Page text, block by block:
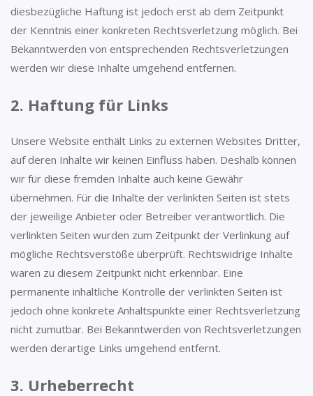
diesbezügliche Haftung ist jedoch erst ab dem Zeitpunkt
der Kenntnis einer konkreten Rechtsverletzung möglich. Bei
Bekanntwerden von entsprechenden Rechtsverletzungen
werden wir diese Inhalte umgehend entfernen.
2. Haftung für Links
Unsere Website enthält Links zu externen Websites Dritter,
auf deren Inhalte wir keinen Einfluss haben. Deshalb können
wir für diese fremden Inhalte auch keine Gewähr
übernehmen. Für die Inhalte der verlinkten Seiten ist stets
der jeweilige Anbieter oder Betreiber verantwortlich. Die
verlinkten Seiten wurden zum Zeitpunkt der Verlinkung auf
mögliche Rechtsverstöße überprüft. Rechtswidrige Inhalte
waren zu diesem Zeitpunkt nicht erkennbar. Eine
permanente inhaltliche Kontrolle der verlinkten Seiten ist
jedoch ohne konkrete Anhaltspunkte einer Rechtsverletzung
nicht zumutbar. Bei Bekanntwerden von Rechtsverletzungen
werden derartige Links umgehend entfernt.
3. Urheberrecht